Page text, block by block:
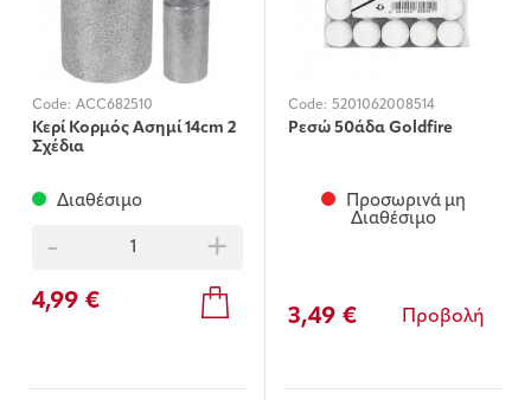
Code: ACC682510
Κερί Κορμός Ασημί 14cm 2
Σχέδια
Διαθέσιμο
- +
4,99 €
Code: 5201062008514
Ρεσώ 50άδα Goldfire
Προσωρινά μη
Διαθέσιμο
3,49 € Προβολή